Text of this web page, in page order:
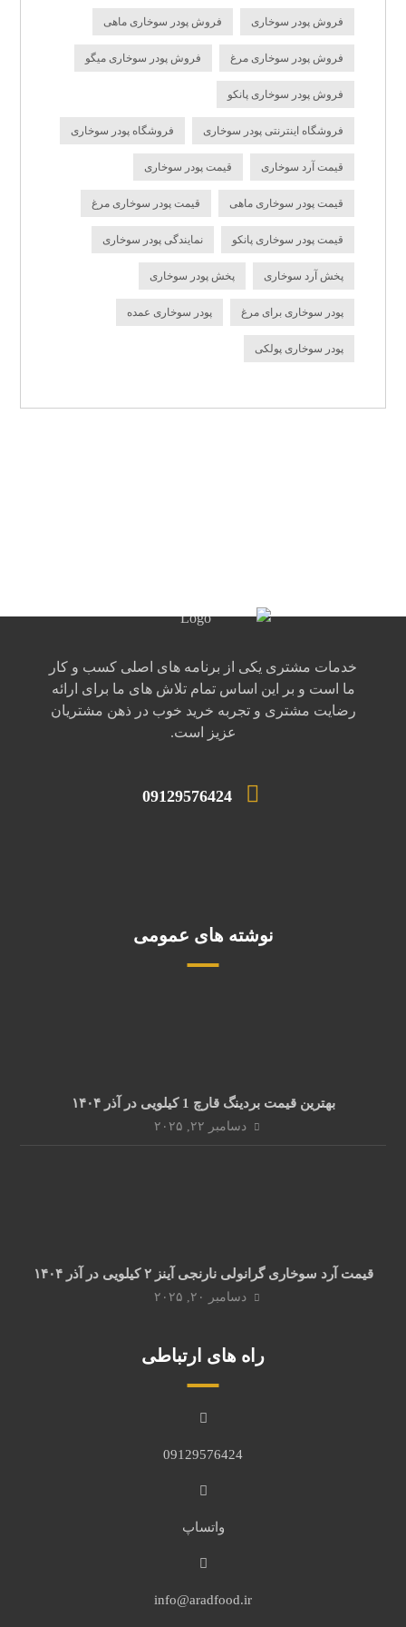
فروش پودر سوخاری فروش پودر سوخاری ماهی
فروش پودر سوخاری مرغ فروش پودر سوخاری میگو
فروش پودر سوخاری پانکو
فروشگاه اینترنتی پودر سوخاری فروشگاه پودر سوخاری
قیمت آرد سوخاری قیمت پودر سوخاری
قیمت پودر سوخاری ماهی قیمت پودر سوخاری مرغ
قیمت پودر سوخاری پانکو نمایندگی پودر سوخاری
پخش آرد سوخاری پخش پودر سوخاری
پودر سوخاری برای مرغ پودر سوخاری عمده
پودر سوخاری پولکی
خدمات مشتری یکی از برنامه های اصلی کسب و کار
ما است و بر این اساس تمام تلاش های ما برای ارائه
رضایت مشتری و تجربه خرید خوب در ذهن مشتریان
عزیز است.
09129576424
نوشته های عمومی
بهترین قیمت بردینگ قارچ 1 کیلویی در آذر ۱۴۰۴
دسامبر ۲۲, ۲۰۲۵
قیمت آرد سوخاری گرانولی نارنجی آینز ۲ کیلویی در آذر ۱۴۰۴
دسامبر ۲۰, ۲۰۲۵
راه های ارتباطی
09129576424
واتساپ
info@aradfood.ir